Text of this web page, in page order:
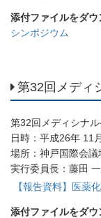
添付ファイルをダウ
シンポジウム
第32回メディ
第32回メディシナ
日時：平成26年 11
場所：神戸国際会議
実行委員長：藤田
【報告資料】医薬
添付ファイルをダウ